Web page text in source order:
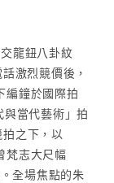
龍鈕八卦紋
激烈競價後，
編鐘於國際拍
當代藝術」拍
之下，以
梵志大尺幅
全場焦點的朱